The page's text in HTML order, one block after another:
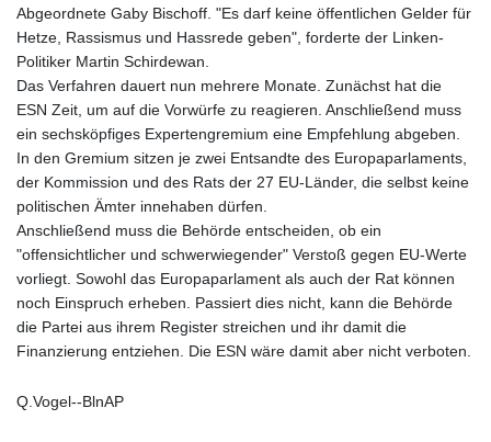
Abgeordnete Gaby Bischoff. "Es darf keine öffentlichen Gelder für
Hetze, Rassismus und Hassrede geben", forderte der Linken-
Politiker Martin Schirdewan.
Das Verfahren dauert nun mehrere Monate. Zunächst hat die
ESN Zeit, um auf die Vorwürfe zu reagieren. Anschließend muss
ein sechsköpfiges Expertengremium eine Empfehlung abgeben.
In den Gremium sitzen je zwei Entsandte des Europaparlaments,
der Kommission und des Rats der 27 EU-Länder, die selbst keine
politischen Ämter innehaben dürfen.
Anschließend muss die Behörde entscheiden, ob ein
"offensichtlicher und schwerwiegender" Verstoß gegen EU-Werte
vorliegt. Sowohl das Europaparlament als auch der Rat können
noch Einspruch erheben. Passiert dies nicht, kann die Behörde
die Partei aus ihrem Register streichen und ihr damit die
Finanzierung entziehen. Die ESN wäre damit aber nicht verboten.
Q.Vogel--BlnAP